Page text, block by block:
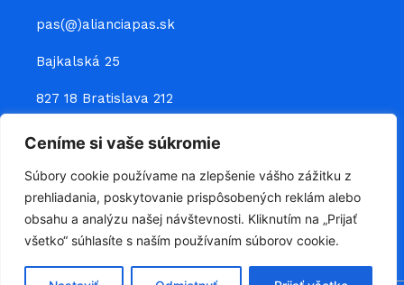
Ceníme si vaše súkromie
Súbory cookie používame na zlepšenie vášho zážitku z
prehliadania, poskytovanie prispôsobených reklám alebo
obsahu a analýzu našej návštevnosti. Kliknutím na „Prijať
všetko“ súhlasíte s naším používaním súborov cookie.
pas(@)alianciapas.sk
Bajkalská 25
827 18 Bratislava 212
Prepojte sa s nami